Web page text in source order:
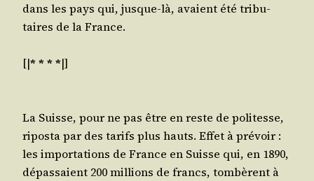
dans les pays qui, jusque-là, avaient été tri­bu­
taires de la France.
[|* * * *|]
La Suisse, pour ne pas être en reste de poli­tesse,
ripos­ta par des tarifs plus hauts. Effet à pré­voir :
les impor­ta­tions de France en Suisse qui, en 1890,
dépas­saient 200 mil­lions de francs, tom­bèrent à